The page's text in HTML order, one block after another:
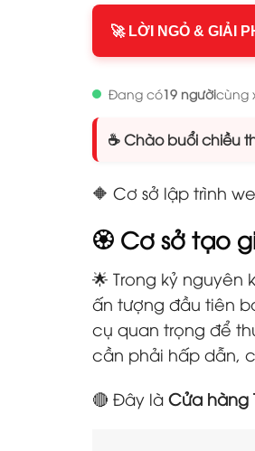
🚀 LỜI NGỎ & GIẢI
Đang có19 ngườicùng
☕ Chào buổi chiều
🔶 Cơ sở lập trình
🏵️ Cơ sở tạo
🌟 Trong kỷ
ấn tượng đầu tiên
cụ quan trọng để
cần phải hấp dẫn,
🔴 Đây là Cửa hàng